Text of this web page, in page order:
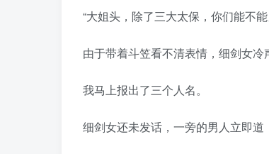
“大姐头，除了三大太保，你们能不
由于带着斗笠看不清表情，细剑女冷
我马上报出了三个人名。
细剑女还未发话，一旁的男人立即